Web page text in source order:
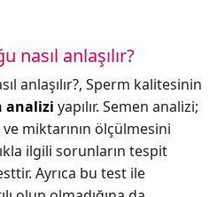
nasıl anlaşılır?
anlaşılır?, Sperm kalitesinin
analizi yapılır. Semen analizi;
miktarının ölçülmesini
ilgili sorunların tespit
Ayrıca bu test ile